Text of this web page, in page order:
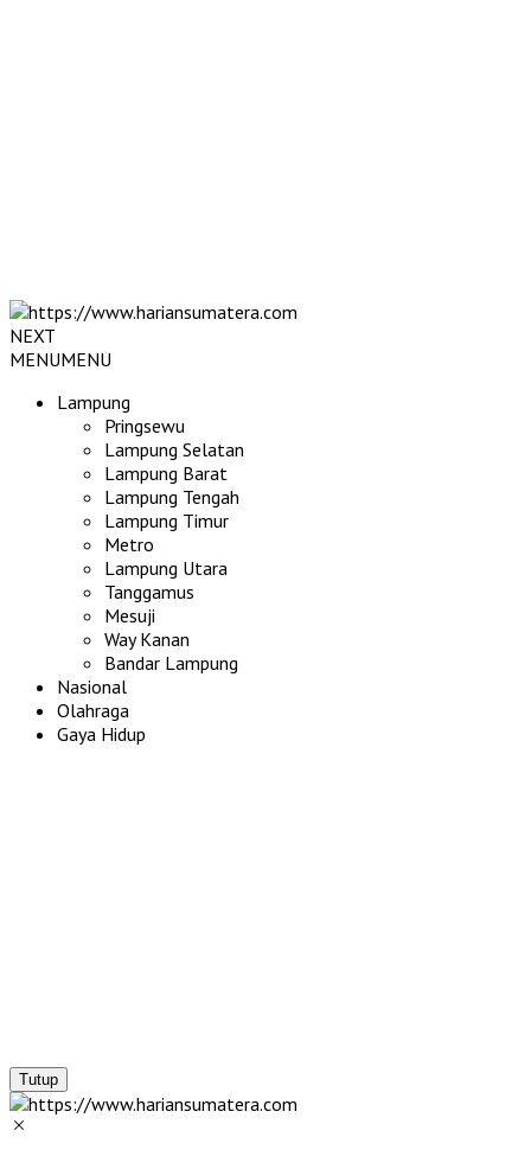
NEXT
MENUMENU
Lampung
Pringsewu
Lampung Selatan
Lampung Barat
Lampung Tengah
Lampung Timur
Metro
Lampung Utara
Tanggamus
Mesuji
Way Kanan
Bandar Lampung
Nasional
Olahraga
Gaya Hidup
Tutup